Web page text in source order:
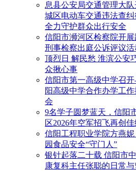
息县公安局交通管理大队
城区电动车交通违法查纠
全力守护群众出行安全
信阳市浉河区检察院开
刑事检察出庭公诉评议活
顶烈日 解民愁 淮滨公安
众揪心事
信阳市第一高级中学召
阳高级中学合作办学工
会
9名学子圆梦蓝天，信阳
区2026年空军招飞再创
信阳工程职业学院方燕妮
园食品安全“守门人”
银针起落二十载 信阳市
康复科主任张聪的日常与